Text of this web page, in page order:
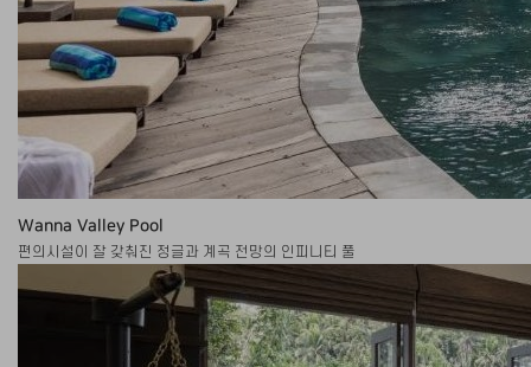
Wanna Valley Pool
편의시설이 잘 갖춰진 정글과 계곡 전망의 인피니티 풀